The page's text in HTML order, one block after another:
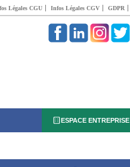
Légales CGU Infos Légales CGV GDPR
ESPACE ENTREPRISE